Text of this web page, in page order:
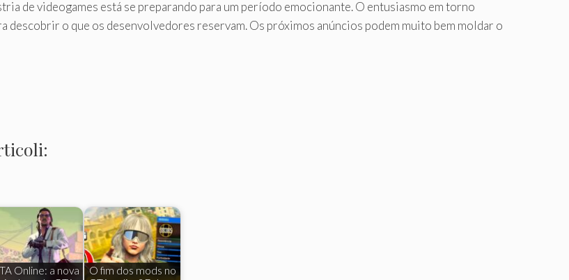
de videogames está se preparando para um período emocionante. O entusiasmo em torno
descobrir o que os desenvolvedores reservam. Os próximos anúncios podem muito bem moldar o
Online: a nova
O fim dos mods no